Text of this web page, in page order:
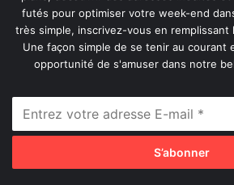
futés pour optimiser votre week-end
très simple, inscrivez-vous en
Une façon simple de se tenir au courant
opportunité de s'amuser dans notre